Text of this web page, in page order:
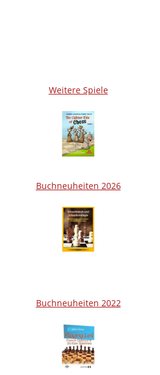
Weitere Spiele
Buchneuheiten 2026
Buchneuheiten 2022